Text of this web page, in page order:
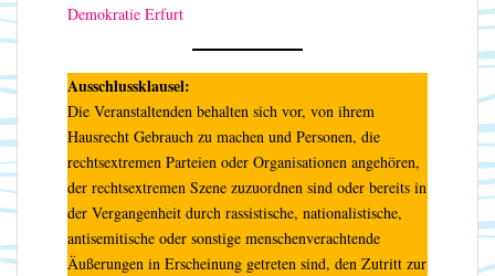
Demokratie Erfurt
Ausschlussklausel:
Die Veranstaltenden behalten sich vor, von ihrem
Hausrecht Gebrauch zu machen und Personen, die
rechtsextremen Parteien oder Organisationen angehören,
der rechtsextremen Szene zuzuordnen sind oder bereits in
der Vergangenheit durch rassistische, nationalistische,
antisemitische oder sonstige menschenverachtende
Äußerungen in Erscheinung getreten sind, den Zutritt zur